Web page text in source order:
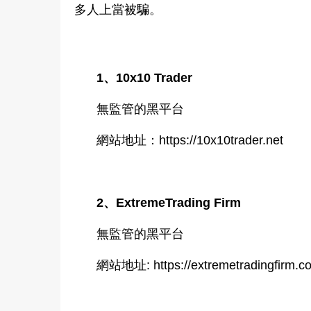
多人上當被騙。
1、10x10 Trader
無監管的黑平台
網站地址：https://10x10trader.net
2、ExtremeTrading Firm
無監管的黑平台
網站地址: https://